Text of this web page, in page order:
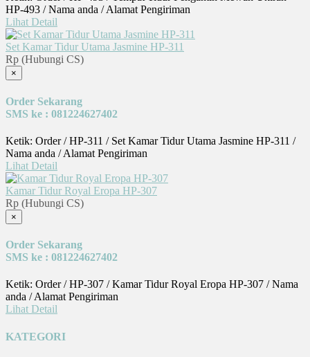
HP-493 / Nama anda / Alamat Pengiriman
Lihat Detail
Set Kamar Tidur Utama Jasmine HP-311
Rp (Hubungi CS)
×
Order Sekarang
SMS ke : 081224627402
Ketik: Order / HP-311 / Set Kamar Tidur Utama Jasmine HP-311 /
Nama anda / Alamat Pengiriman
Lihat Detail
Kamar Tidur Royal Eropa HP-307
Rp (Hubungi CS)
×
Order Sekarang
SMS ke : 081224627402
Ketik: Order / HP-307 / Kamar Tidur Royal Eropa HP-307 / Nama
anda / Alamat Pengiriman
Lihat Detail
KATEGORI